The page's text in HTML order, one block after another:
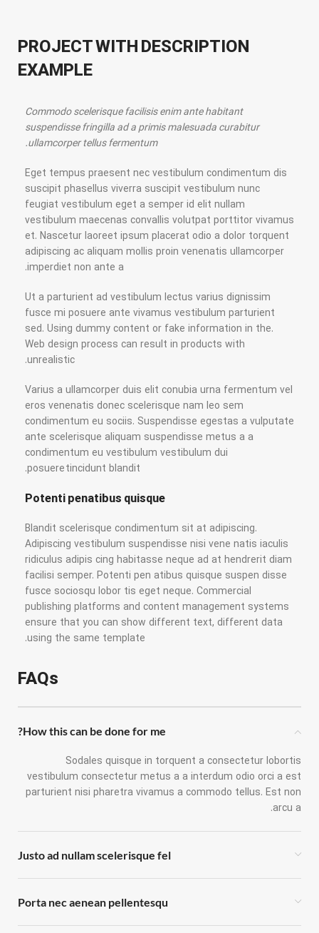
PROJECT WITH DESCRIPTION
EXAMPLE
Commodo scelerisque facilisis enim ante habitant
suspendisse fringilla ad a primis malesuada curabitur
ullamcorper tellus fermentum.
Eget tempus praesent nec vestibulum condimentum dis
suscipit phasellus viverra suscipit vestibulum nunc
feugiat vestibulum eget a semper id elit nullam
vestibulum maecenas convallis volutpat porttitor vivamus
et. Nascetur laoreet ipsum placerat odio a dolor torquent
adipiscing ac aliquam mollis proin venenatis ullamcorper
imperdiet non ante a.
Ut a parturient ad vestibulum lectus varius dignissim
fusce mi posuere ante vivamus vestibulum parturient
sed. Using dummy content or fake information in the.
Web design process can result in products with
unrealistic.
Varius a ullamcorper duis elit conubia urna fermentum vel
eros venenatis donec scelerisque nam leo sem
condimentum eu sociis. Suspendisse egestas a vulputate
ante scelerisque aliquam suspendisse metus a a
condimentum eu vestibulum vestibulum dui
posuere tincidunt blandit.
Potenti penatibus quisque
Blandit scelerisque condimentum sit at adipiscing.
Adipiscing vestibulum suspendisse nisi vene natis iaculis
ridiculus adipis cing habitasse neque ad at hendrerit diam
facilisi semper. Potenti pen atibus quisque suspen disse
fusce sociosqu lobor tis eget neque. Commercial
publishing platforms and content management systems
ensure that you can show different text, different data
using the same template.
FAQs
How this can be done for me?
Sodales quisque in torquent a consectetur lobortis
vestibulum consectetur metus a a interdum odio orci a est
parturient nisi pharetra vivamus a commodo tellus. Est non
arcu a.
Justo ad nullam scelerisque fel
Porta nec aenean pellentesqu